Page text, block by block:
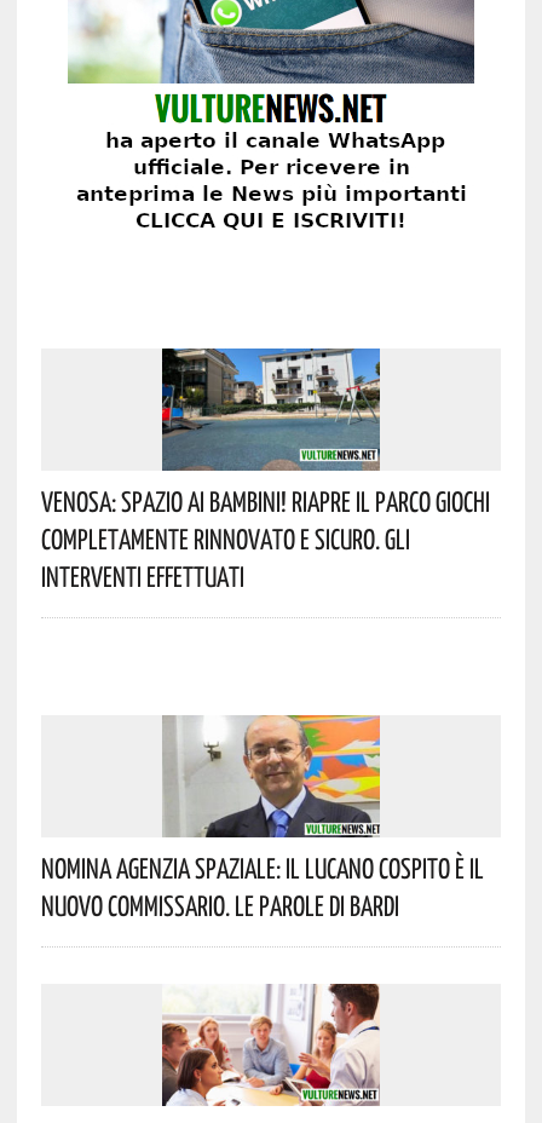
Venosa: Spazio Ai Bambini! Riapre Il Parco Giochi
Completamente Rinnovato E Sicuro. Gli
Interventi Effettuati
Nomina Agenzia Spaziale: Il Lucano Cospito È Il
Nuovo Commissario. Le Parole Di Bardi